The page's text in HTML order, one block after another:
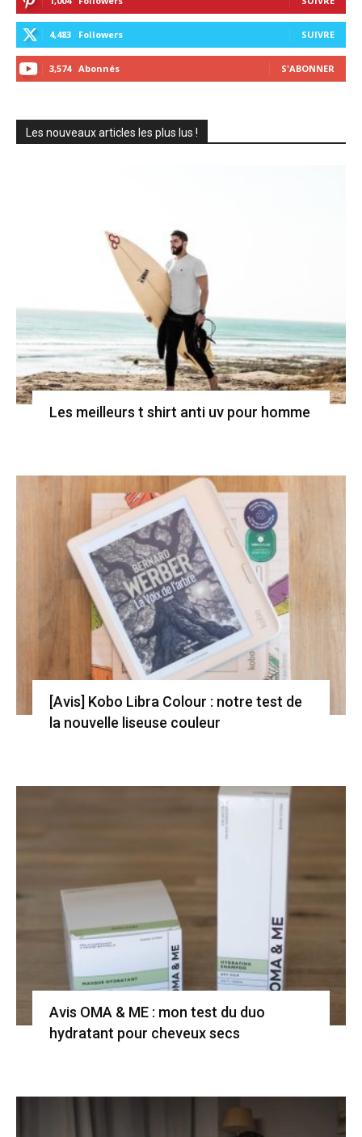
4,483 Followers SUIVRE
3,574 Abonnés S'ABONNER
Les nouveaux articles les plus lus !
Les meilleurs t shirt anti uv pour homme
[Avis] Kobo Libra Colour : notre test de
la nouvelle liseuse couleur
Avis OMA & ME : mon test du duo
hydratant pour cheveux secs